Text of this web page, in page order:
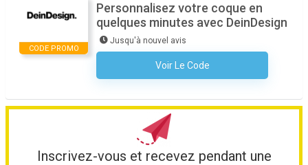
CODE PROMO
Personnalisez votre coque en
quelques minutes avec DeinDesign
Jusqu'à nouvel avis
Voir Le Code
Aucun Code N'est Nécessaire
Inscrivez-vous et recevez pendant une